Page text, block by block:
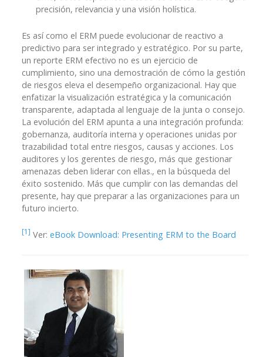
precisión, relevancia y una visión holística.
Es así como el ERM puede evolucionar de reactivo a
predictivo para ser integrado y estratégico. Por su parte,
un reporte ERM efectivo no es un ejercicio de
cumplimiento, sino una demostración de cómo la gestión
de riesgos eleva el desempeño organizacional. Hay que
enfatizar la visualización estratégica y la comunicación
transparente, adaptada al lenguaje de la junta o consejo.
La evolución del ERM apunta a una integración profunda:
gobernanza, auditoría interna y operaciones unidas por
trazabilidad total entre riesgos, causas y acciones. Los
auditores y los gerentes de riesgo, más que gestionar
amenazas deben liderar con ellas., en la búsqueda del
éxito sostenido. Más que cumplir con las demandas del
presente, hay que preparar a las organizaciones para un
futuro incierto.
[1] Ver: eBook Download: Presenting ERM to the Board